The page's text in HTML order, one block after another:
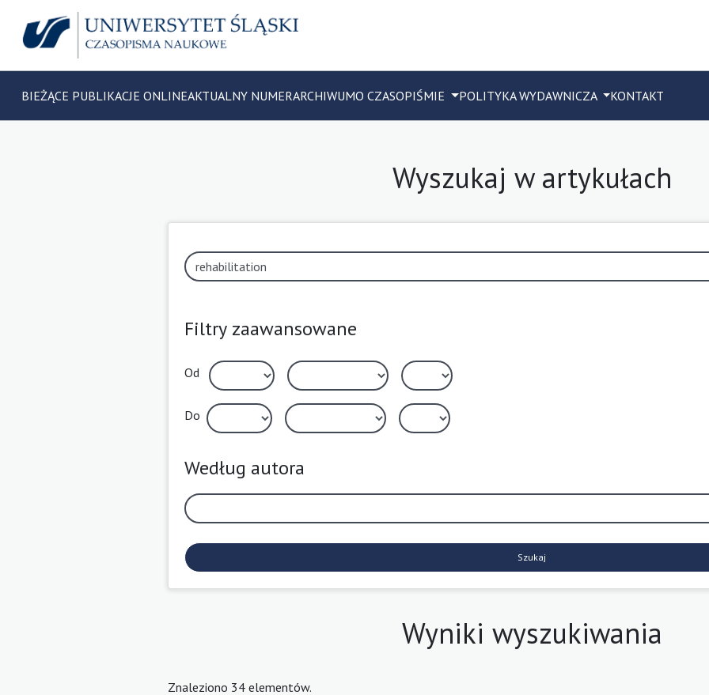
BIEŻĄCE PUBLIKACJE ONLINEAKTUALNY NUMERARCHIWUMO CZASOPIŚMIE POLITYKA WYDAWNICZA KONTAKT
Wyszukaj w artykułach
Filtry zaawansowane
Od
Do
Według autora
Szukaj
Wyniki wyszukiwania
Znaleziono 34 elementów.